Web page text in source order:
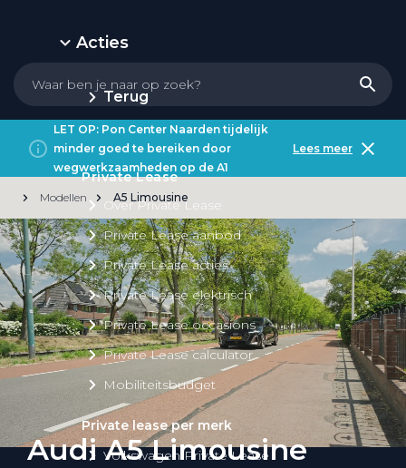
Acties
Terug
Private Lease
Over Private Lease
Private Lease aanbod
Private Lease acties
Private Lease elektrisch
Private Lease occasions
Private Lease calculator
Mobiliteitsbudget
Private lease per merk
Volkswagen Private Lease
LET OP: Pon Center Naarden tijdelijk
minder goed te bereiken door
wegwerkzaamheden op de A1
Lees meer
Modellen A5 Limousine
Audi A5 Limousine